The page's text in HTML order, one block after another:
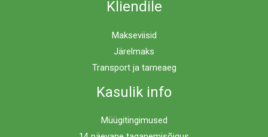
Kliendile
Makseviisid
Järelmaks
Transport ja tarneaeg
Kasulik info
Müügitingimused